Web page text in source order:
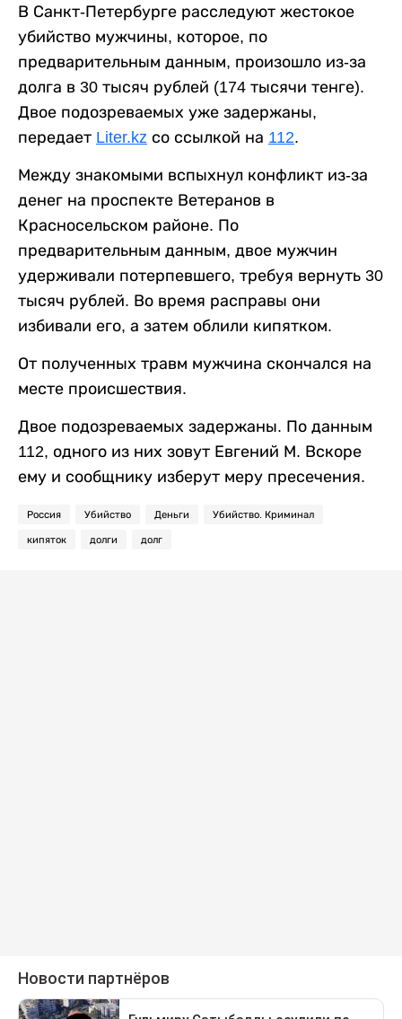
В Санкт-Петербурге расследуют жестокое
убийство мужчины, которое, по
предварительным данным, произошло из-за
долга в 30 тысяч рублей (174 тысячи тенге).
Двое подозреваемых уже задержаны,
передает Liter.kz со ссылкой на 112.
Между знакомыми вспыхнул конфликт из-за
денег на проспекте Ветеранов в
Красносельском районе. По
предварительным данным, двое мужчин
удерживали потерпевшего, требуя вернуть 30
тысяч рублей. Во время расправы они
избивали его, а затем облили кипятком.
От полученных травм мужчина скончался на
месте происшествия.
Двое подозреваемых задержаны. По данным
112, одного из них зовут Евгений М. Вскоре
ему и сообщнику изберут меру пресечения.
Россия Убийство Деньги Убийство. Криминал
кипяток долги долг